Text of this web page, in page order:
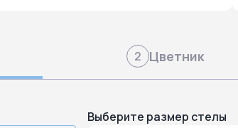
2 Цветник
Выберите размер стелы